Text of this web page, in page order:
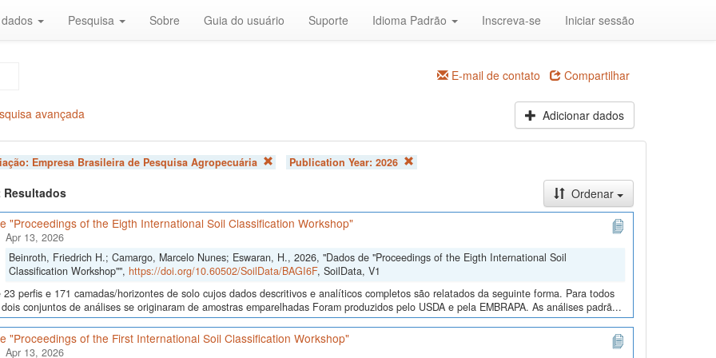
Pesquisa Sobre Guia do usuário Suporte Idioma Padrão Inscreva-se Iniciar sessão
E-mail de contato Compartilhar
avançada Adicionar dados
Empresa Brasileira de Pesquisa Agropecuária Publication Year: 2026
Resultados
Ordenar
"Proceedings of the Eigth International Soil Classification Workshop"
Apr 13, 2026
Beinroth, Friedrich H.; Camargo, Marcelo Nunes; Eswaran, H., 2026, "Dados de "Proceedings of the Eigth International Soil
Classification Workshop"", https://doi.org/10.60502/SoilData/BAGI6F, SoilData, V1
23 perfis e 171 camadas/horizontes de solo cujos dados descritivos e analíticos completos são relatados da seguinte forma. Para todos
conjuntos de análises se originaram de amostras emparelhadas Foram produzidos pelo USDA e pela EMBRAPA. As análises padrã...
"Proceedings of the First International Soil Classification Workshop"
Apr 13, 2026